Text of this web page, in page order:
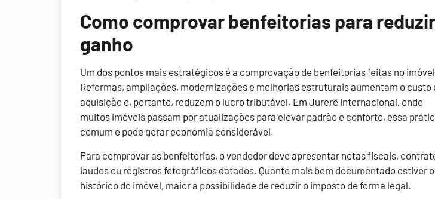
Como comprovar benfeitorias para
ganho
Um dos pontos mais estratégicos é a comprovação de benfeitorias feitas no
Reformas, ampliações, modernizações e melhorias estruturais aumentam o custo
aquisição e, portanto, reduzem o lucro tributável. Em Jurerê Internacional, onde
muitos imóveis passam por atualizações para elevar padrão e conforto, essa
comum e pode gerar economia considerável.
Para comprovar as benfeitorias, o vendedor deve apresentar notas fiscais,
laudos ou registros fotográficos datados. Quanto mais bem documentado estiver o
histórico do imóvel, maior a possibilidade de reduzir o imposto de forma legal.